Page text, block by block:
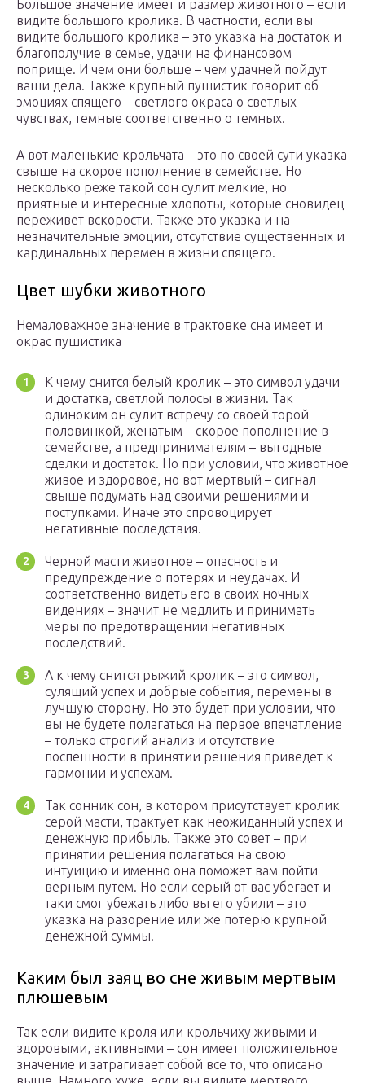
Большое значение имеет и размер животного – если
видите большого кролика. В частности, если вы
видите большого кролика – это указка на достаток и
благополучие в семье, удачи на финансовом
поприще. И чем они больше – чем удачней пойдут
ваши дела. Также крупный пушистик говорит об
эмоциях спящего – светлого окраса о светлых
чувствах, темные соответственно о темных.
А вот маленькие крольчата – это по своей сути указка
свыше на скорое пополнение в семействе. Но
несколько реже такой сон сулит мелкие, но
приятные и интересные хлопоты, которые сновидец
переживет вскорости. Также это указка и на
незначительные эмоции, отсутствие существенных и
кардинальных перемен в жизни спящего.
Цвет шубки животного
Немаловажное значение в трактовке сна имеет и
окрас пушистика
К чему снится белый кролик – это символ удачи
и достатка, светлой полосы в жизни. Так
одиноким он сулит встречу со своей торой
половинкой, женатым – скорое пополнение в
семействе, а предпринимателям – выгодные
сделки и достаток. Но при условии, что животное
живое и здоровое, но вот мертвый – сигнал
свыше подумать над своими решениями и
поступками. Иначе это спровоцирует
негативные последствия.
Черной масти животное – опасность и
предупреждение о потерях и неудачах. И
соответственно видеть его в своих ночных
видениях – значит не медлить и принимать
меры по предотвращении негативных
последствий.
А к чему снится рыжий кролик – это символ,
сулящий успех и добрые события, перемены в
лучшую сторону. Но это будет при условии, что
вы не будете полагаться на первое впечатление
– только строгий анализ и отсутствие
поспешности в принятии решения приведет к
гармонии и успехам.
Так сонник сон, в котором присутствует кролик
серой масти, трактует как неожиданный успех и
денежную прибыль. Также это совет – при
принятии решения полагаться на свою
интуицию и именно она поможет вам пойти
верным путем. Но если серый от вас убегает и
таки смог убежать либо вы его убили – это
указка на разорение или же потерю крупной
денежной суммы.
Каким был заяц во сне живым мертвым
плюшевым
Так если видите кроля или крольчиху живыми и
здоровыми, активными – сон имеет положительное
значение и затрагивает собой все то, что описано